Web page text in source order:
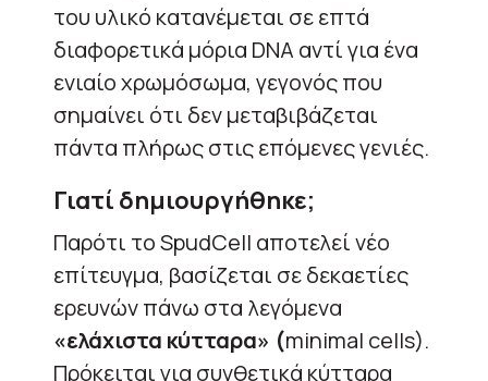
του υλικό κατανέμεται σε επτά
διαφορετικά μόρια DNA αντί για ένα
ενιαίο χρωμόσωμα, γεγονός που
σημαίνει ότι δεν μεταβιβάζεται
πάντα πλήρως στις επόμενες γενιές.
Γιατί δημιουργήθηκε;
Παρότι το SpudCell αποτελεί νέο
επίτευγμα, βασίζεται σε δεκαετίες
ερευνών πάνω στα λεγόμενα
«ελάχιστα κύτταρα» (minimal cells).
Πρόκειται για συνθετικά κύτταρα